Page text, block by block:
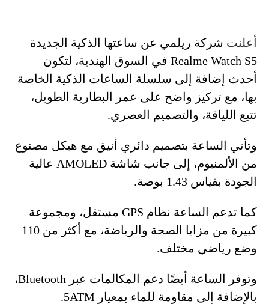
أعلنت شركة ريلمي عن ساعتها الذكية الجديدة
Realme Watch S5 في السوق الهندية، لتكون
أحدث إضافة إلى سلسلة الساعات الذكية الخاصة
بها، مع تركيز واضح على عمر البطارية الطويل،
تتبع اللياقة، والتصميم العصري.
وتأتي الساعة بتصميم دائري أنيق مع هيكل مصنوع
من الألمنيوم، إلى جانب شاشة AMOLED عالية
الجودة بقياس 1.43 بوصة.
كما تدعم الساعة نظام GPS مستقل، ومجموعة
كبيرة من مزايا الصحة والرياضة، مع أكثر من 110
وضع رياضي مختلف.
وتوفر الساعة أيضًا دعم المكالمات عبر Bluetooth،
بالإضافة إلى مقاومة للماء بمعيار 5ATM.